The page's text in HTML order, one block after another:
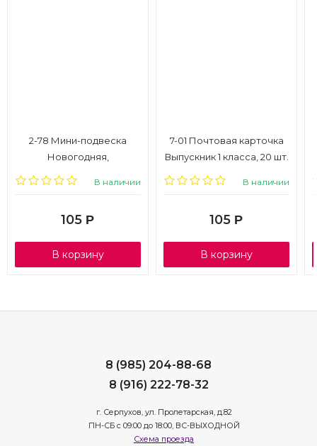
2-78 Мини-подвеска
Новогодняя,
термография, микс, 20
шт.
В наличии
105 Р
В корзину
7-01 Почтовая карточка
Выпускник 1 класса, 20 шт.
В наличии
105 Р
В корзину
8 (985) 204-88-68
8 (916) 222-78-32
г. Серпухов, ул. Пролетарская, д.82
ПН-СБ с 09:00 до 18:00, ВС-ВЫХОДНОЙ
Схема проезда